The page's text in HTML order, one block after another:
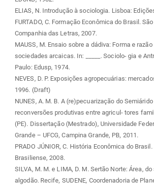
ELIAS, N. Introdução à sociologia. Lisboa:
FURTADO, C. Formação Econômica do Brasil.
Companhia das Letras, 2007.
MAUSS, M. Ensaio sobre a dádiva: Forma e
sociedades arcaicas. In: _____. Sociolo- gia e
Paulo: Edusp, 1974.
NEVES, D. P. Exposições agropecuárias:
1996. (Draft)
NUNES, A. M. B. A (re)pecuarização do
reconversões produtivas entre agricul- tores
(PE). Dissertação (Mestrado), Universidade
Grande – UFCG, Campina Grande, PB, 2011.
PRADO JÚNIOR, C. História Econômica do
Brasiliense, 2008.
SILVA, M. M. e LIMA, D. M. Sertão Norte: Área,
algodão. Recife, SUDENE, Coordenadoria de